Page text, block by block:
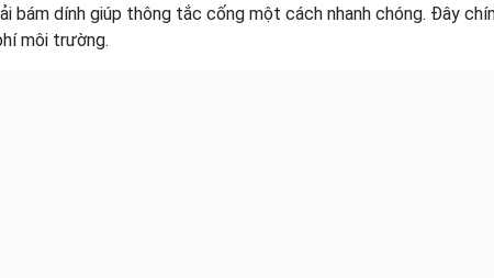
bám dính giúp thông tắc cống một cách nhanh chóng. Đây
môi trường.